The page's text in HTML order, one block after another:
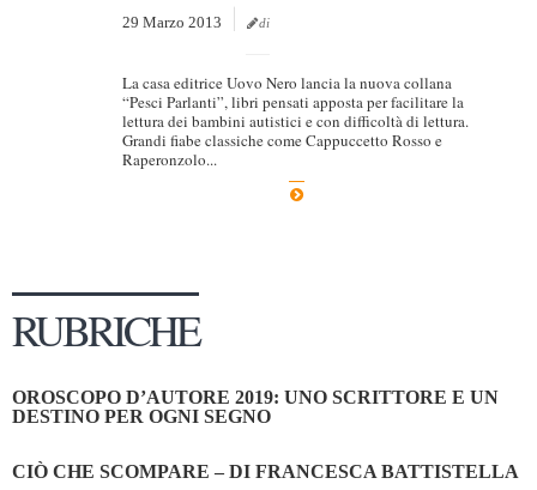
29 Marzo 2013 di
La casa editrice Uovo Nero lancia la nuova collana
“Pesci Parlanti”, libri pensati apposta per facilitare la
lettura dei bambini autistici e con difficoltà di lettura.
Grandi fiabe classiche come Cappuccetto Rosso e
Raperonzolo...
RUBRICHE
OROSCOPO D’AUTORE 2019: UNO SCRITTORE E UN
DESTINO PER OGNI SEGNO
CIÒ CHE SCOMPARE – DI FRANCESCA BATTISTELLA